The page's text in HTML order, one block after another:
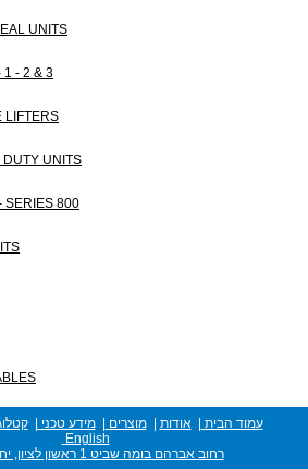
UNITS
1 - 2 & 3
LIFTERS
DUTY UNITS
SERIES 800
עמוד הבית | אודות |מוצרים |מידע טכני |
English
רחוב אברהם בומה שביט 1 ראשון לציון, יחידה A107